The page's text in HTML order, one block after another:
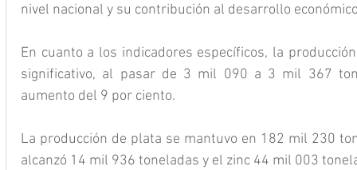
nivel nacional y su contribución al desarrollo
En cuanto a los indicadores específicos, la
significativo, al pasar de 3 mil 090 a 3 mil 367
aumento del 9 por ciento.
La producción de plata se mantuvo en 182 mil 230
alcanzó 14 mil 936 toneladas y el zinc 44 mil 003